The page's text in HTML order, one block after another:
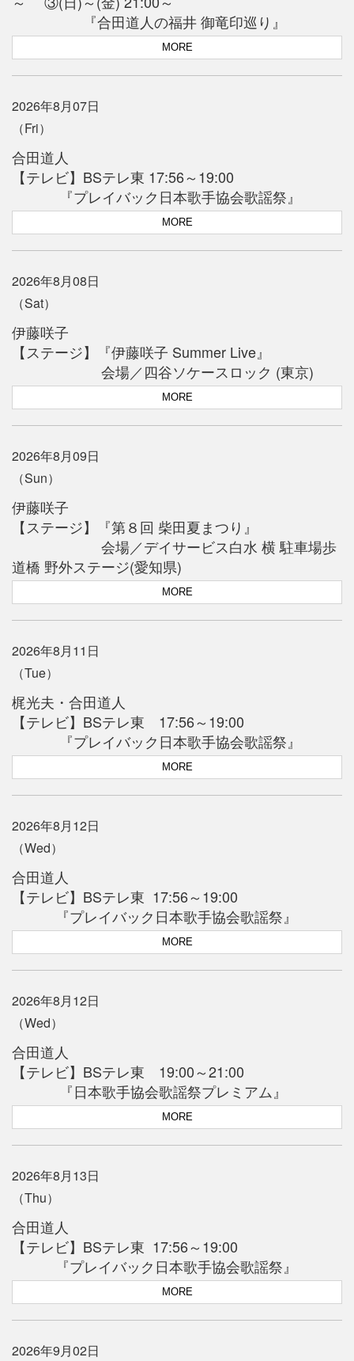
『合田道人の福井 御竜印巡り』
MORE
2026年8月07日
（Fri）
合田道人
【テレビ】BSテレ東 17:56～19:00
『プレイバック日本歌手協会歌謡祭』
MORE
2026年8月08日
（Sat）
伊藤咲子
【ステージ】『伊藤咲子 Summer Live』
会場／四谷ソケースロック (東京)
MORE
2026年8月09日
（Sun）
伊藤咲子
【ステージ】『第８回 柴田夏まつり』
会場／デイサービス白水 横 駐車場歩
道橋 野外ステージ(愛知県)
MORE
2026年8月11日
（Tue）
梶光夫・合田道人
【テレビ】BSテレ東 17:56～19:00
『プレイバック日本歌手協会歌謡祭』
MORE
2026年8月12日
（Wed）
合田道人
【テレビ】BSテレ東 17:56～19:00
『プレイバック日本歌手協会歌謡祭』
MORE
2026年8月12日
（Wed）
合田道人
【テレビ】BSテレ東 19:00～21:00
『日本歌手協会歌謡祭プレミアム』
MORE
2026年8月13日
（Thu）
合田道人
【テレビ】BSテレ東 17:56～19:00
『プレイバック日本歌手協会歌謡祭』
MORE
2026年9月02日